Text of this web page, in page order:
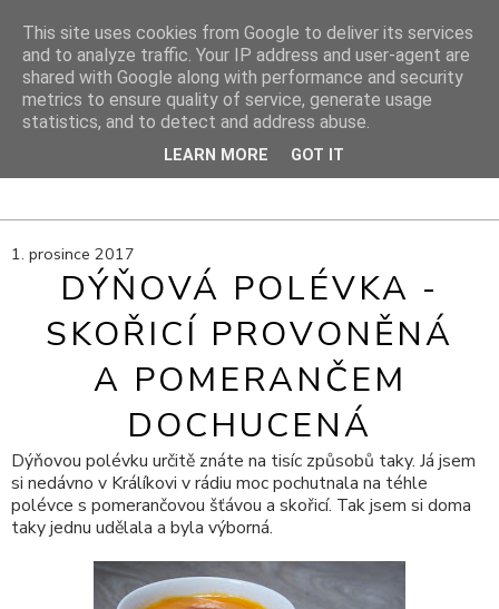
DIY PROJEKTY
DIY blog s návody, výtvarnými tipy a cestami za inspirací
1. prosince 2017
DÝŇOVÁ POLÉVKA -
SKOŘICÍ PROVONĚNÁ
A POMERANČEM
DOCHUCENÁ
Dýňovou polévku určitě znáte na tisíc způsobů taky. Já jsem
si nedávno v Králíkovi v rádiu moc pochutnala na téhle
polévce s pomerančovou šťávou a skořicí. Tak jsem si doma
taky jednu udělala a byla výborná.
This site uses cookies from Google to deliver its services
and to analyze traffic. Your IP address and user-agent are
shared with Google along with performance and security
metrics to ensure quality of service, generate usage
statistics, and to detect and address abuse.
LEARN MORE GOT IT